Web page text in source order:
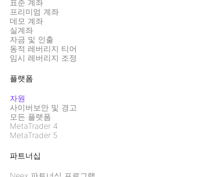
표준 계좌
프리미엄 계좌
데모 계좌
실계좌
자금 및 인출
동적 레버리지 티어
임시 레버리지 조정
플랫폼
자원
사이버보안 및 경고
모든 플랫폼
MetaTrader 4
MetaTrader 5
파트너십